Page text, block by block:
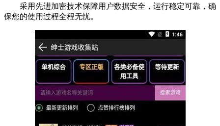
采用先进加密技术保障用户数据安全，运行稳定可靠，确
保您的使用过程全程无忧。